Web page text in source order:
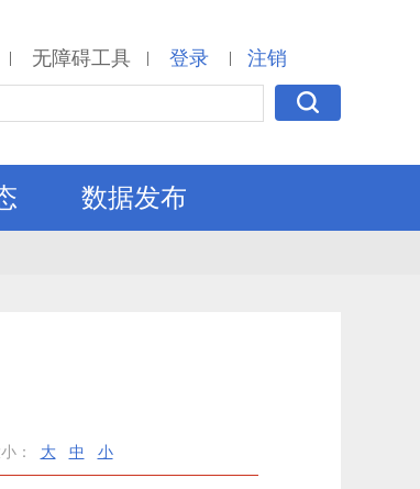
| 无障碍工具 | 登录 | 注销
数据发布
： 大 中 小